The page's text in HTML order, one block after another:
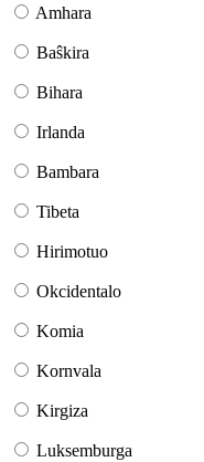
Amhara
Baŝkira
Bihara
Irlanda
Bambara
Tibeta
Hirimotuo
Okcidentalo
Komia
Kornvala
Kirgiza
Luksemburga